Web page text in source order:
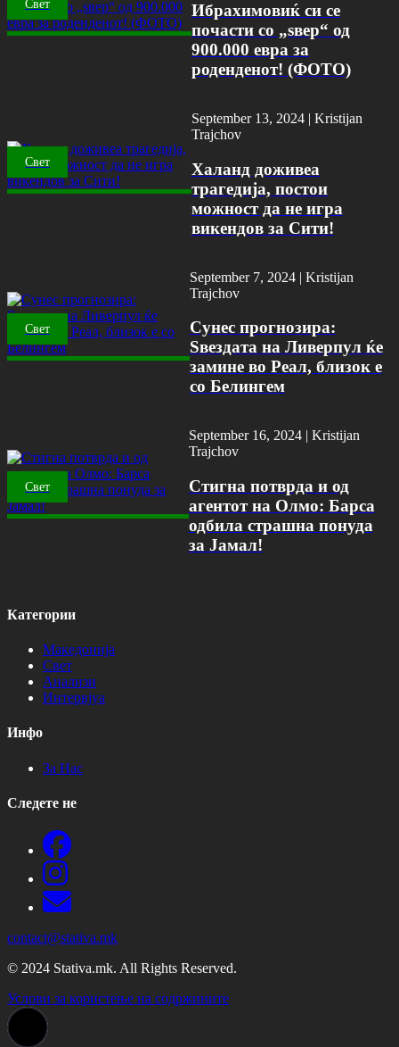
Свет
Ибрахимовиќ си се
почасти со „ѕвер“ од
900.000 евра за
роденденот! (ФОТО)
Свет
September 13, 2024 | Kristijan
Trajchov
Халанд доживеа
трагедија, постои
можност да не игра
викендов за Сити!
Свет
September 7, 2024 | Kristijan
Trajchov
Сунес прогнозира:
Ѕвездата на Ливерпул ќе
замине во Реал, близок е
со Белингем
Свет
September 16, 2024 | Kristijan
Trajchov
Стигна потврда и од
агентот на Олмо: Барса
одбила страшна понуда
за Јамал!
Категории
Македонија
Свет
Анализи
Интервјуа
Инфо
За Нас
Следете не
contact@stativa.mk
© 2024 Stativa.mk. All Rights Reserved.
Услови за користење на содржините